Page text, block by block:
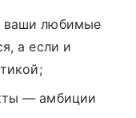
ваши любимые
а если и
— амбиции